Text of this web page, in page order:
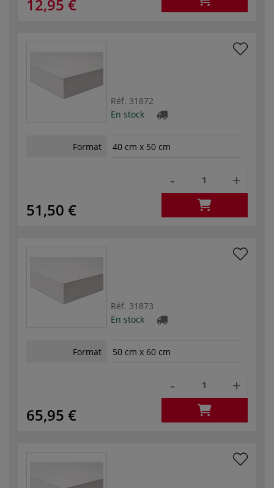
12,95 €
Réf. 31872
En stock
Format 40 cm x 50 cm
51,50 €
- +
Réf. 31873
En stock
Format 50 cm x 60 cm
65,95 €
- +